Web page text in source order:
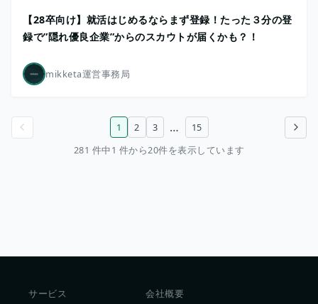
【28卒向け】就活はじめるならまず登録！たった３分の登
録で”隠れ優良企業”からのスカウトが届くかも？！
mikketa運営事務局
1 2 3 …
15
281 件中1 件から20件を表示しています
サービス 会社概要